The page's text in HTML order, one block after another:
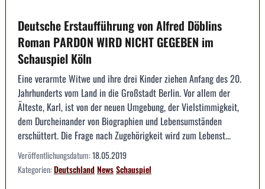
Deutsche Erstaufführung von Alfred Döblins
Roman PARDON WIRD NICHT GEGEBEN im
Schauspiel Köln
Eine verarmte Witwe und ihre drei Kinder ziehen Anfang des 20.
Jahrhunderts vom Land in die Großstadt Berlin. Vor allem der
Älteste, Karl, ist von der neuen Umgebung, der Vielstimmigkeit,
dem Durcheinander von Biographien und Lebensumständen
erschüttert. Die Frage nach Zugehörigkeit wird zum Lebenst...
Veröffentlichungsdatum:18.05.2019
Kategorien:DeutschlandNewsSchauspiel